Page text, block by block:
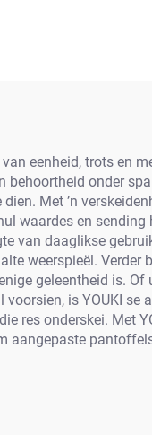
eenheid, trots en
onder
Met ’n
waardes en
daaglikse
weerspieël.
geleentheid is.
is YOUKI
res onderskei. Met
aangepaste